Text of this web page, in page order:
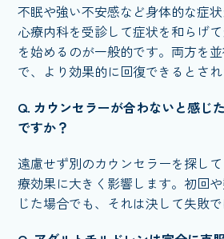
不眠や強い不安感など身体的な症
心療内科を受診して症状を和らげ
を始めるのが一般的です。両方を
で、より効果的に回復できるとされ
Q. カウンセラーが合わないと感じ
ですか？
遠慮せず別のカウンセラーを探し
療効果に大きく影響します。初回
じた場合でも、それは決して失敗で